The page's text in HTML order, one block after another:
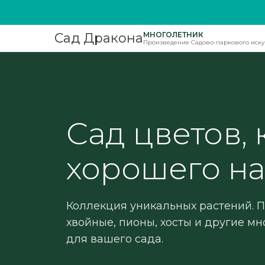
Сад Дракона МНОГОЛЕТНИК
Произведение Садово-паркового
Сад цветов,
хорошего
Коллекция уникальных растений.
хвойные, пионы, хосты и другие
для вашего сада.